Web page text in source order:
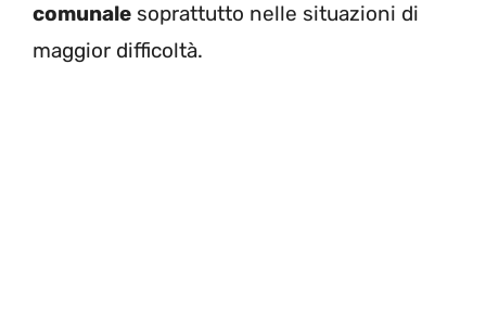
comunale soprattutto nelle situazioni di
maggior difficoltà.